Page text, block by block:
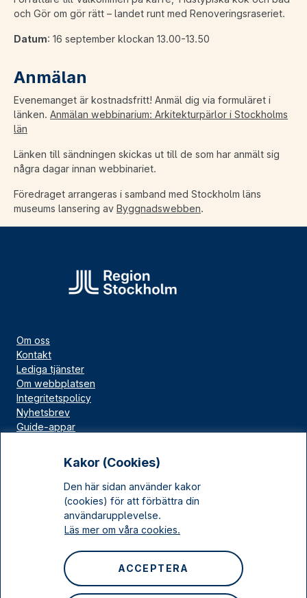
Kakor (Cookies)
Den här sidan använder kakor
(cookies) för att förbättra din
användarupplevelse.
Läs mer om våra cookies.
ACCEPTERA
och Gör om gör rätt – landet runt med Renoveringsraseriet.
Datum: 16 september klockan 13.00-13.50
Anmälan
Evenemanget är kostnadsfritt! Anmäl dig via formuläret i
länken. Anmälan webbinarium: Arkitekturpärlor i Stockholms
län
Länken till sändningen skickas ut till de som har anmält sig
några dagar innan webbinariet.
Föredraget arrangeras i samband med Stockholm läns
museums lansering av Byggnadswebben.
Om oss
Kontakt
Lediga tjänster
Om webbplatsen
Integritetspolicy
Nyhetsbrev
Guide-appar
Kulturarv Stockholm
Sociala medier
Instagram
LinkedIn
YouTube